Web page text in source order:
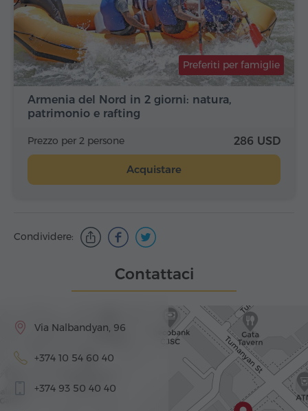
Armenia del Nord in 2 giorni: natura,
patrimonio e rafting
Preferiti per famiglie
Prezzo per 2 persone 286 USD
Acquistare
Condividere:
Contattaci
Via Nalbandyan, 96
+374 10 54 60 40
+374 93 50 40 40